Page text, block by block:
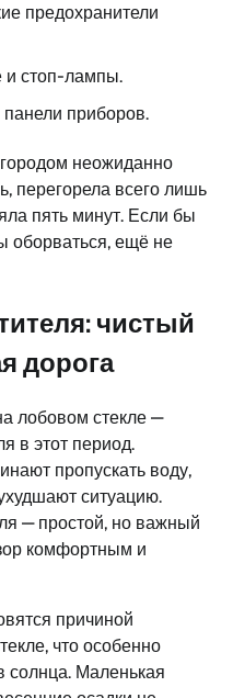
предохранители
и стоп-лампы.
приборов.
неожиданно
перегорела всего лишь
пять минут. Если бы
оборваться, ещё не
чистый
дорога
лобовом стекле —
в этот период.
пропускать воду,
ситуацию.
— простой, но важный
комфортным и
причиной
что особенно
солнца. Маленькая